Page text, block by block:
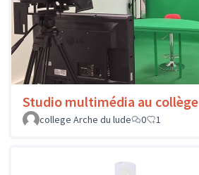
Studio multimédia au collège
college Arche du lude
0 1